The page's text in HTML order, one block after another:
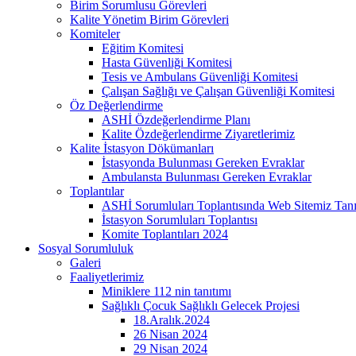
Birim Sorumlusu Görevleri
Kalite Yönetim Birim Görevleri
Komiteler
Eğitim Komitesi
Hasta Güvenliği Komitesi
Tesis ve Ambulans Güvenliği Komitesi
Çalışan Sağlığı ve Çalışan Güvenliği Komitesi
Öz Değerlendirme
ASHİ Özdeğerlendirme Planı
Kalite Özdeğerlendirme Ziyaretlerimiz
Kalite İstasyon Dökümanları
İstasyonda Bulunması Gereken Evraklar
Ambulansta Bulunması Gereken Evraklar
Toplantılar
ASHİ Sorumluları Toplantısında Web Sitemiz
İstasyon Sorumluları Toplantısı
Komite Toplantıları 2024
Sosyal Sorumluluk
Galeri
Faaliyetlerimiz
Miniklere 112 nin tanıtımı
Sağlıklı Çocuk Sağlıklı Gelecek Projesi
18.Aralık.2024
26 Nisan 2024
29 Nisan 2024